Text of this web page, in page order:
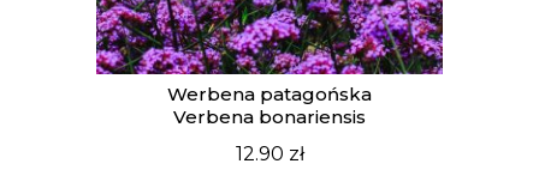
Werbena patagońska
Verbena bonariensis
12.90 zł